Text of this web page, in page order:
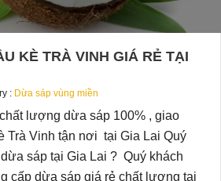
KÈ TRÀ VINH GIÁ RẺ TẠI
: Dừa sáp vùng miền
lượng dừa sáp 100% , giao
Trà Vinh tận nơi tại Gia Lai Quý
sáp tại Gia Lai ? Quý khách
cấp dừa sáp giá rẻ chất lượng tại